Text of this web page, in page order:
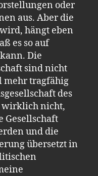
oder
aus. Aber die
hängt eben
es so auf
Die
sind nicht
mehr tragfähig
des
wirklich nicht,
Gesellschaft
und die
übersetzt in